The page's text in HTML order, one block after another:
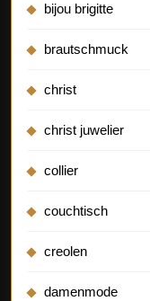
bijou brigitte
brautschmuck
christ
christ juwelier
collier
couchtisch
creolen
damenmode